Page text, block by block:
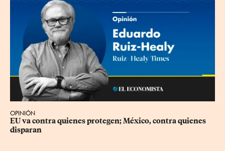
OPINIÓN
EU va contra quienes protegen; México, contra quienes
disparan